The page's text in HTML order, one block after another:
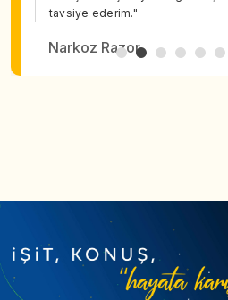
tavsiye ederim."
Narkoz Razor